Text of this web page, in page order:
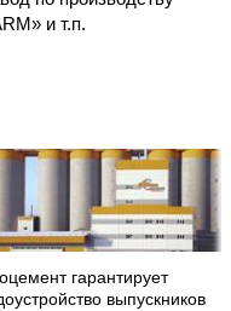
и т.п.
гарантирует
выпускников